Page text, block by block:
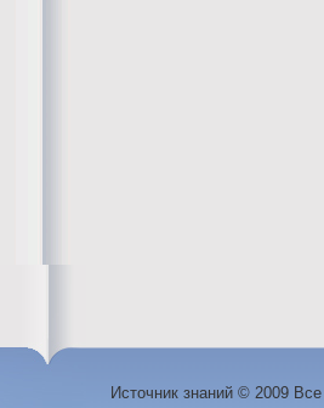
Источник знаний © 2009